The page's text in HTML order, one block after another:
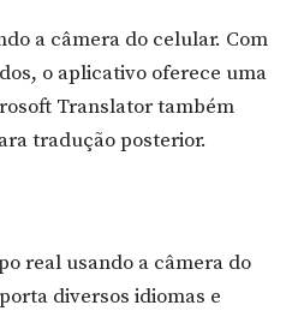
a câmera do celular. Com
o aplicativo oferece uma
Translator também
tradução posterior.
real usando a câmera do
diversos idiomas e